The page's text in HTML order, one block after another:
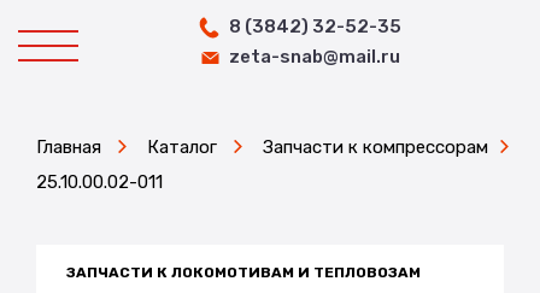
8 (3842) 32-52-35
zeta-snab@mail.ru
Главная Каталог
Запчасти к компрессорам
25.10.00.02-011
ЗАПЧАСТИ К ЛОКОМОТИВАМ И ТЕПЛОВОЗАМ